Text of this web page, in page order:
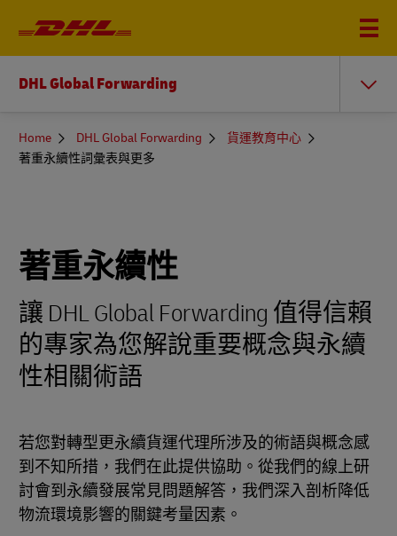
DHL Global Forwarding
You
here
Home DHL Global Forwarding
貨運教育中心
著重永續性詞彙表與更多
著重永續性
讓 DHL Global Forwarding 值得信賴
的專家為您解說重要概念與永續
性相關術語
若您對轉型更永續貨運代理所涉及的術語與概念感
到不知所措，我們在此提供協助。從我們的線上研
討會到永續發展常見問題解答，我們深入剖析降低
物流環境影響的關鍵考量因素。